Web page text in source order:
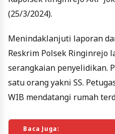
(25/3/2024).
Menindaklanjuti laporan
Reskrim Polsek Ringinrejo
serangkaian penyelidikan.
satu orang yakni SS.
WIB mendatangi rumah
Baca Juga: